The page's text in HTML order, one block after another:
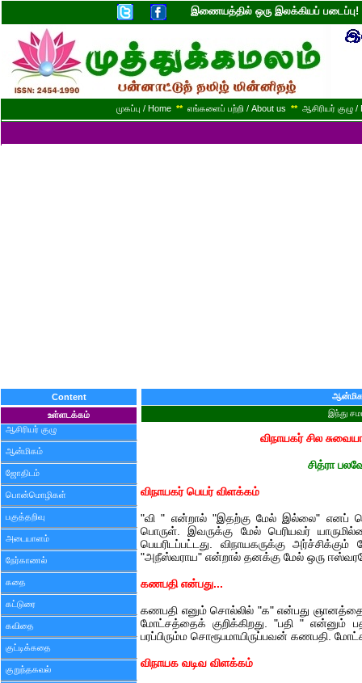
இணையத்தில் ஒரு இலக்கியப்
முகப்பு / Home ** எங்களைப் பற்றி / About us ** ஆசிரியர் குழு
Content
உள்ளடக்கம்
ஆசிரியர் குழு
ஆன்மிகம்
ஜோதிடம்
பொன்மொழிகள்
பகுத்தறிவு
அடையாளம்
நேர்காணல்
கதை
கட்டுரை
கவிதை
குட்டிக்கதை
குறுந்தகவல்
இந்து
விநாயகர் சில
சித்ரா
விநாயகர் பெயர் விளக்கம்
"வி " என்றால் "இதற்கு மேல் இல்லை" எனப்
பொருள். இவருக்கு மேல் பெரியவர்
பெயரிடப்பட்டது. விநாயகருக்கு
"அநீஸ்வராய" என்றால் தனக்கு மேல் ஒரு
கணபதி என்பது...
கணபதி எனும் சொல்லில் "க" என்பது
மோட்சத்தைக் குறிக்கிறது. "பதி " என்னும்
பரப்பிரும்ம சொரூபமாயிருப்பவன் கணபதி.
விநாயக வடிவ விளக்கம்